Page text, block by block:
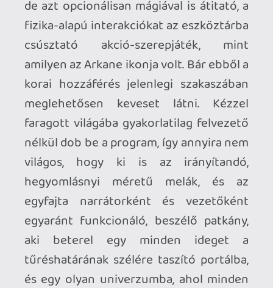
Az odáig vezető út viszont esetenként
kőkemény nehézséggel megáldott,
könyörületet nem ismerő harcokkal van
kikövezve, szűk folyosók és
labirintusszerű járatokkal összekötött
arénaszerű helyszíneken, ősi romok
mélyén, esetenként több száz méteres
szakadékok övezte hegyi ösvényeken,
vagy épp hadurakként viselkedő, kisebb
miniseregeket maguk körül terelgető
bosstermek mélyén. A hőkövető
rakétához hasonlatos módon támadó
lények szinte mindig többszörös
túlerőben vannak, és általában
hullámokban érkeznek, megpróbálva